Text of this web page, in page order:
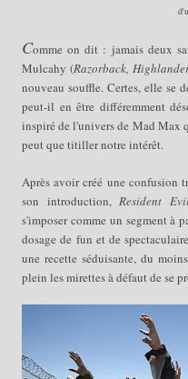
Comme on dit : jamais deux
Mulcahy (Razorback,
nouveau souffle. Certes, elle se
peut-il en être différemment
inspiré de l'univers de Mad Max
peut que titiller notre intérêt.
Après avoir créé une confusion
son introduction,Resident
s'imposer comme un segment à
dosage de fun et de
une recette séduisante, du
plein lesmirettesà défaut de se